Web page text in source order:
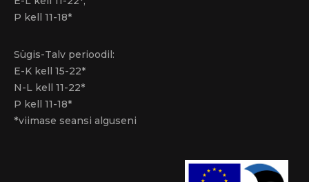
P kell 11-18*
Sügis-Talv perioodil:
E-K kell 15-22*
N-L kell 11-22*
P kell 11-18*
*viimase seansi alguseni